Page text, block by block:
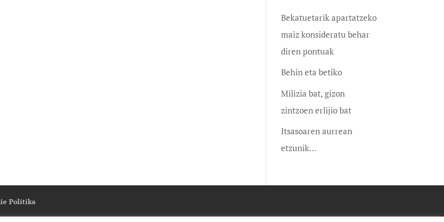
Bekatuetarik apartatzeko
maiz konsideratu behar
diren pontuak
Behin eta betiko
Milizia bat, gizon
zintzoen erlijio bat
Itsasoaren aurrean
etzunik…
Politika